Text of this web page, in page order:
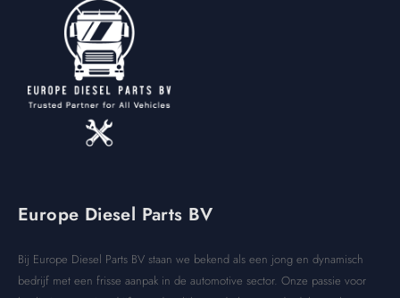
Europe Diesel Parts BV
Bij Europe Diesel Parts BV staan we bekend als een jong en dynamisch
bedrijf met een frisse aanpak in de automotive sector. Onze passie voor